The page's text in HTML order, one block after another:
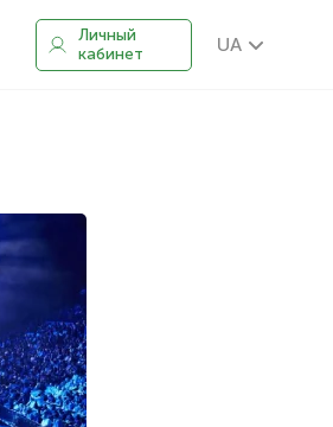
Личный
кабинет
UA